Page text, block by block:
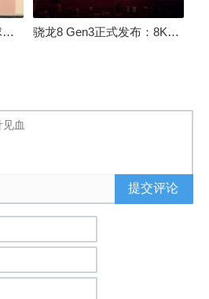
中国技术实现突破！全球最先进的3D NAND存储芯片被发现 骁龙8 Gen3正式发布：8K240手游成真！AI性能飙升98％
提交评论